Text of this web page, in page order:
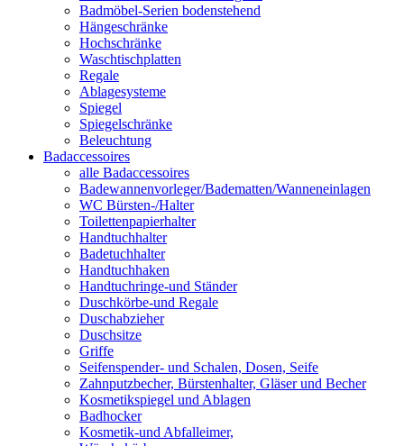
Badmöbel-Serien bodenstehend
Hängeschränke
Hochschränke
Waschtischplatten
Regale
Ablagesysteme
Spiegel
Spiegelschränke
Beleuchtung
Badaccessoires
alle Badaccessoires
Badewannenvorleger/Badematten/Wanneneinlagen
WC Bürsten-/Halter
Toilettenpapierhalter
Handtuchhalter
Badetuchhalter
Handtuchhaken
Handtuchringe-und Ständer
Duschkörbe-und Regale
Duschabzieher
Duschsitze
Griffe
Seifenspender- und Schalen, Dosen, Seife
Zahnputzbecher, Bürstenhalter, Gläser und Becher
Kosmetikspiegel und Ablagen
Badhocker
Kosmetik-und Abfalleimer,